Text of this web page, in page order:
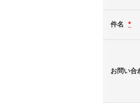
件名 *
お問い合